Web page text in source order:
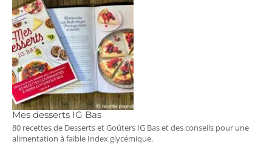
Mes desserts IG Bas
80 recettes de Desserts et Goûters IG Bas et des conseils pour une
alimentation à faible Index glycémique.